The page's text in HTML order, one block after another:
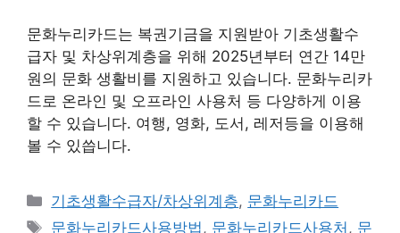
문화누리카드는 복권기금을 지원받아 기초생활수
급자 및 차상위계층을 위해 2025년부터 연간 14만
원의 문화 생활비를 지원하고 있습니다. 문화누리카
드로 온라인 및 오프라인 사용처 등 다양하게 이용
할 수 있습니다. 여행, 영화, 도서, 레저등을 이용해
볼 수 있씁니다.
카
테
기초생활수급자/차상위계층, 문화누리카드
태
문화누리카드사용방법 , 문화누리카드사용처 , 문